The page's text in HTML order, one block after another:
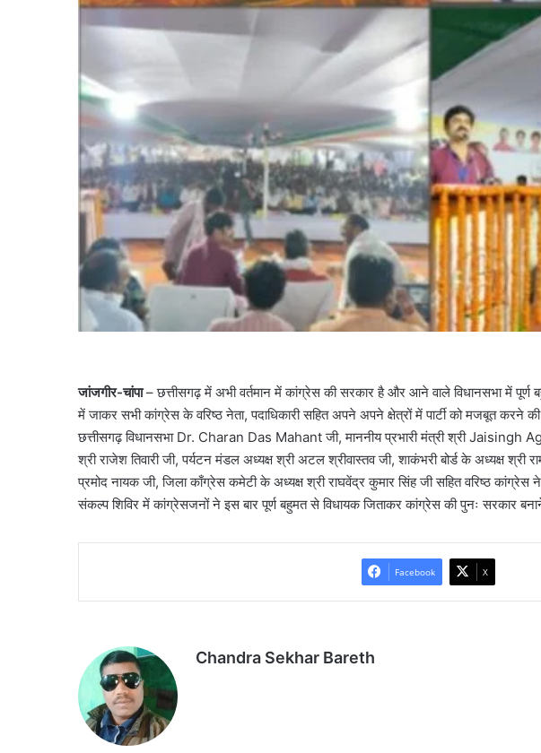
जांजगीर-चांपा– छत्तीसगढ़ में अभी वर्तमान में कांग्रेस की सरकार है और आने वाले विधानसभा में पूर्ण
में जाकर सभी कांग्रेस के वरिष्ठ नेता, पदाधिकारी सहित अपने अपने क्षेत्रों में पार्टी को मजबूत करने
छत्तीसगढ़ विधानसभा Dr. Charan Das Mahant जी, माननीय प्रभारी मंत्री श्री Jaisingh
श्री राजेश तिवारी जी, पर्यटन मंडल अध्यक्ष श्री अटल श्रीवास्तव जी, शाकंभरी बोर्ड के अध्यक्ष
प्रमोद नायक जी, जिला काँग्रेस कमेटी के अध्यक्ष श्री राघवेंद्र कुमार सिंह जी सहित वरिष्ठ
संकल्प शिविर में कांग्रेसजनों ने इस बार पूर्ण बहुमत से विधायक जिताकर कांग्रेस की पुनः सरकार
Facebook X
Chandra Sekhar Bareth